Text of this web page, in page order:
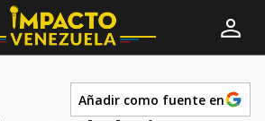
Añadir como fuente en